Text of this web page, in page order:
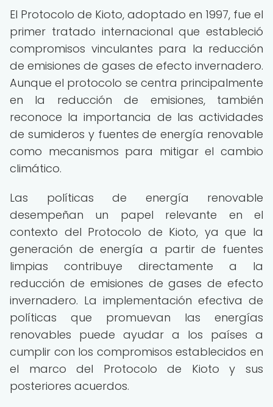
El Protocolo de Kioto, adoptado en 1997, fue el
primer tratado internacional que estableció
compromisos vinculantes para la reducción
de emisiones de gases de efecto invernadero.
Aunque el protocolo se centra principalmente
en la reducción de emisiones, también
reconoce la importancia de las actividades
de sumideros y fuentes de energía renovable
como mecanismos para mitigar el cambio
climático.
Las políticas de energía renovable
desempeñan un papel relevante en el
contexto del Protocolo de Kioto, ya que la
generación de energía a partir de fuentes
limpias contribuye directamente a la
reducción de emisiones de gases de efecto
invernadero. La implementación efectiva de
políticas que promuevan las energías
renovables puede ayudar a los países a
cumplir con los compromisos establecidos en
el marco del Protocolo de Kioto y sus
posteriores acuerdos.